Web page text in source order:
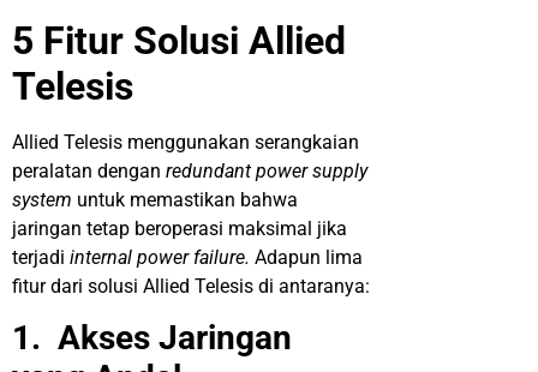
5 Fitur Solusi Allied
Telesis
Allied Telesis menggunakan serangkaian
peralatan dengan redundant power supply
system untuk memastikan bahwa
jaringan tetap beroperasi maksimal jika
terjadi internal power failure. Adapun lima
fitur dari solusi Allied Telesis di antaranya:
1. Akses Jaringan